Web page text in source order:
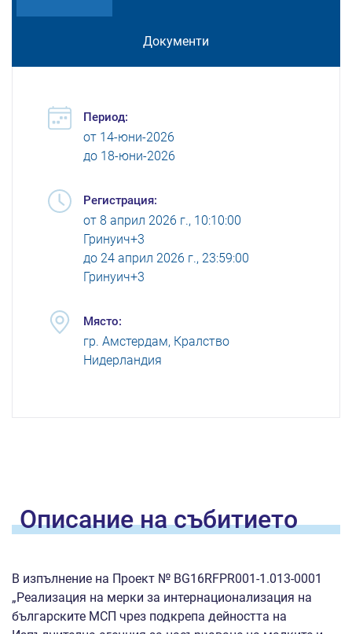
Документи
Период:
от 14-юни-2026
до 18-юни-2026
Регистрация:
от 8 април 2026 г., 10:10:00
Гринуич+3
до 24 април 2026 г., 23:59:00
Гринуич+3
Място:
гр. Амстердам, Кралство
Нидерландия
Oписание насъбитието
В изпълнение на Проект № BG16RFPR001-1.013-0001
„Реализация на мерки за интернационализация на
българските МСП чрез подкрепа дейността на